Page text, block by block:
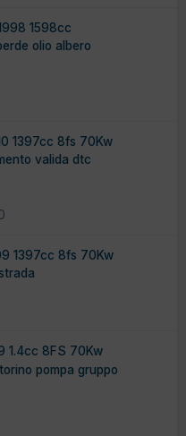
1598cc
olio albero
1397cc 8fs 70Kw
valida dtc
1397cc 8fs 70Kw
1.4cc 8FS 70Kw
pompa gruppo